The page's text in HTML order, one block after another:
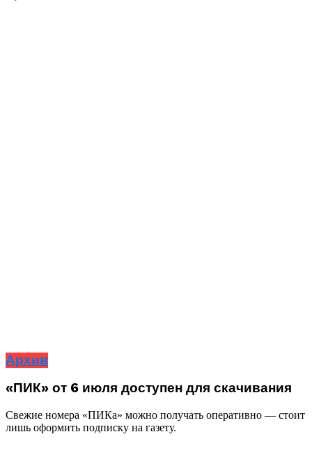
Архив
«ПИК» от 6 июля доступен для скачивания
Свежие номера «ПИКа» можно получать оперативно — стоит
лишь оформить подписку на газету.